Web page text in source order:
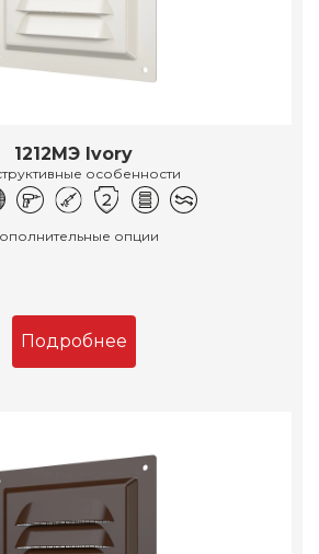
1212МЭ Ivory
особенности
опции
Подробнее